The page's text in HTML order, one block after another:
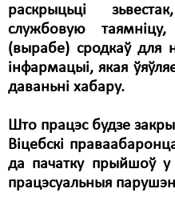
раскрыцьці
службовую
(вырабе) сродкаў для
інфармацыі, якая
даваньні хабару.
Што працэс будзе
Віцебскі
да пачатку прыйшоў у
працэсуальныя